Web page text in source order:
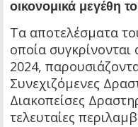
οικονομικά μεγέθη
Τα αποτελέσματα
οποία
2024,
Συνεχιζόμενες
Διακοπείσες
τελευταίες